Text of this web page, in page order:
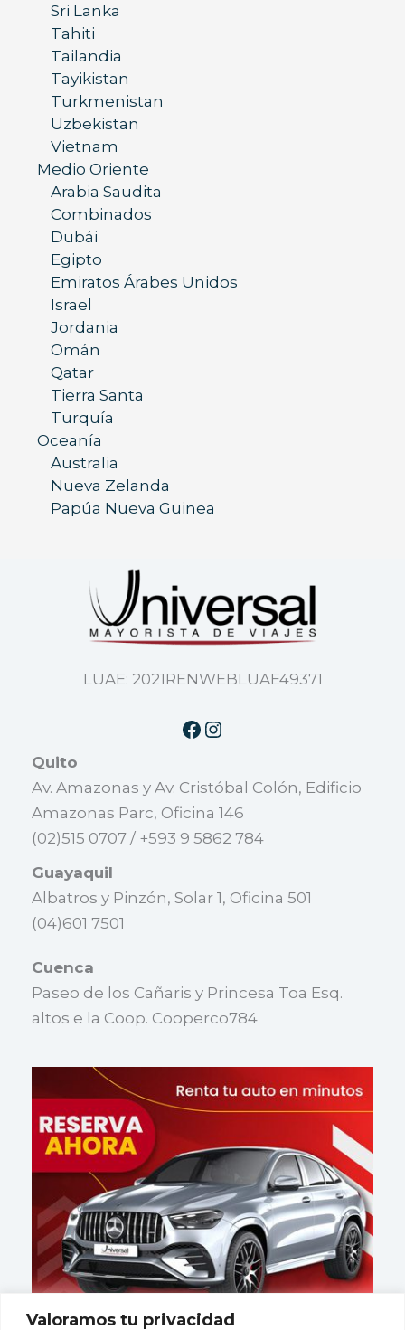
Valoramos tu privacidad
Sri Lanka
Tahiti
Tailandia
Tayikistan
Turkmenistan
Uzbekistan
Vietnam
Medio Oriente
Arabia Saudita
Combinados
Dubái
Egipto
Emiratos Árabes Unidos
Israel
Jordania
Omán
Qatar
Tierra Santa
Turquía
Oceanía
Australia
Nueva Zelanda
Papúa Nueva Guinea
LUAE: 2021RENWEBLUAE49371
Quito
Av. Amazonas y Av. Cristóbal Colón, Edificio
Amazonas Parc, Oficina 146
(02)515 0707 / +593 9 5862 784
Guayaquil
Albatros y Pinzón, Solar 1, Oficina 501
(04)601 7501
Cuenca
Paseo de los Cañaris y Princesa Toa Esq.
altos e la Coop. Cooperco784